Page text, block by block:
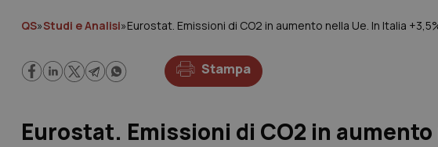
QS»Studi e Analisi»Eurostat. Emissioni di CO2 in aumento nella Ue. In Italia
Stampa
Eurostat. Emissioni di CO2 in